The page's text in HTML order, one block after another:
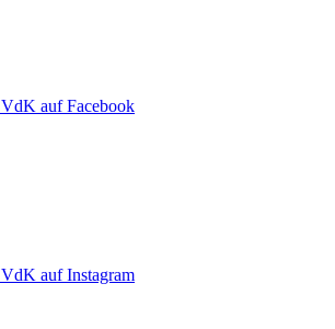
VdK auf Facebook
VdK auf Instagram